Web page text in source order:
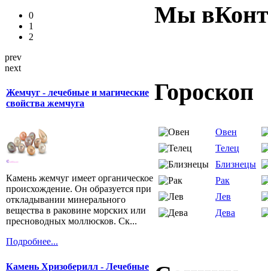
0
1
2
prev
next
Жемчуг - лечебные и магические
свойства жемчуга
Камень жемчуг имеет органическое
происхождение. Он образуется при
откладывании минерального
вещества в раковине морских или
пресноводных моллюсков. Ск...
Подробнее...
Камень Хризоберилл - Лечебные
Мы
Гороскоп
Овен
Телец
Близнецы
Рак
Лев
Дева